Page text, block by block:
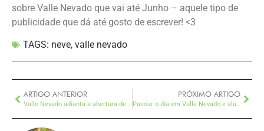
sobre Valle Nevado que vai até Junho – aquele tipo de
publicidade que dá até gosto de escrever! <3
TAGS: neve, valle nevado
ARTIGO ANTERIOR
Valle Nevado adianta a abertura de suas pistas de ski
PRÓXIMO ARTIGO
Passar o dia em Valle Nevado e aluguel de roupas de esqui: dicas aqui!